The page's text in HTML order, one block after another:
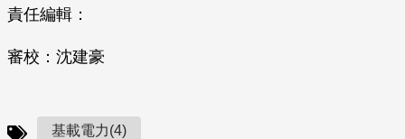
責任編輯：
審校：沈建豪
基載電力(4)